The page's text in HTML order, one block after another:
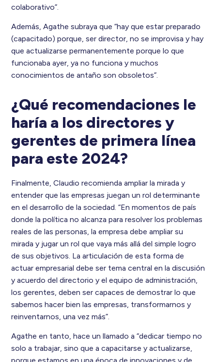
colaborativo”.
Además, Agathe subraya que “hay que estar preparado
(capacitado) porque, ser director, no se improvisa y hay
que actualizarse permanentemente porque lo que
funcionaba ayer, ya no funciona y muchos
conocimientos de antaño son obsoletos”.
¿Qué recomendaciones le
haría a los directores y
gerentes de primera línea
para este 2024?
Finalmente, Claudio recomienda ampliar la mirada y
entender que las empresas juegan un rol determinante
en el desarrollo de la sociedad. “En momentos de país
donde la política no alcanza para resolver los problemas
reales de las personas, la empresa debe ampliar su
mirada y jugar un rol que vaya más allá del simple logro
de sus objetivos. La articulación de esta forma de
actuar empresarial debe ser tema central en la discusión
y acuerdo del directorio y el equipo de administración,
los gerentes, deben ser capaces de demostrar lo que
sabemos hacer bien las empresas, transformarnos y
reinventarnos, una vez más”.
Agathe en tanto, hace un llamado a “dedicar tiempo no
solo a trabajar, sino que a capacitarse y actualizarse,